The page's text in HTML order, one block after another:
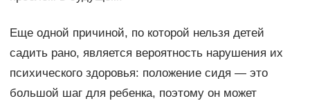
Еще одной причиной, по которой нельзя детей
садить рано, является вероятность нарушения их
психического здоровья: положение сидя — это
большой шаг для ребенка, поэтому он может